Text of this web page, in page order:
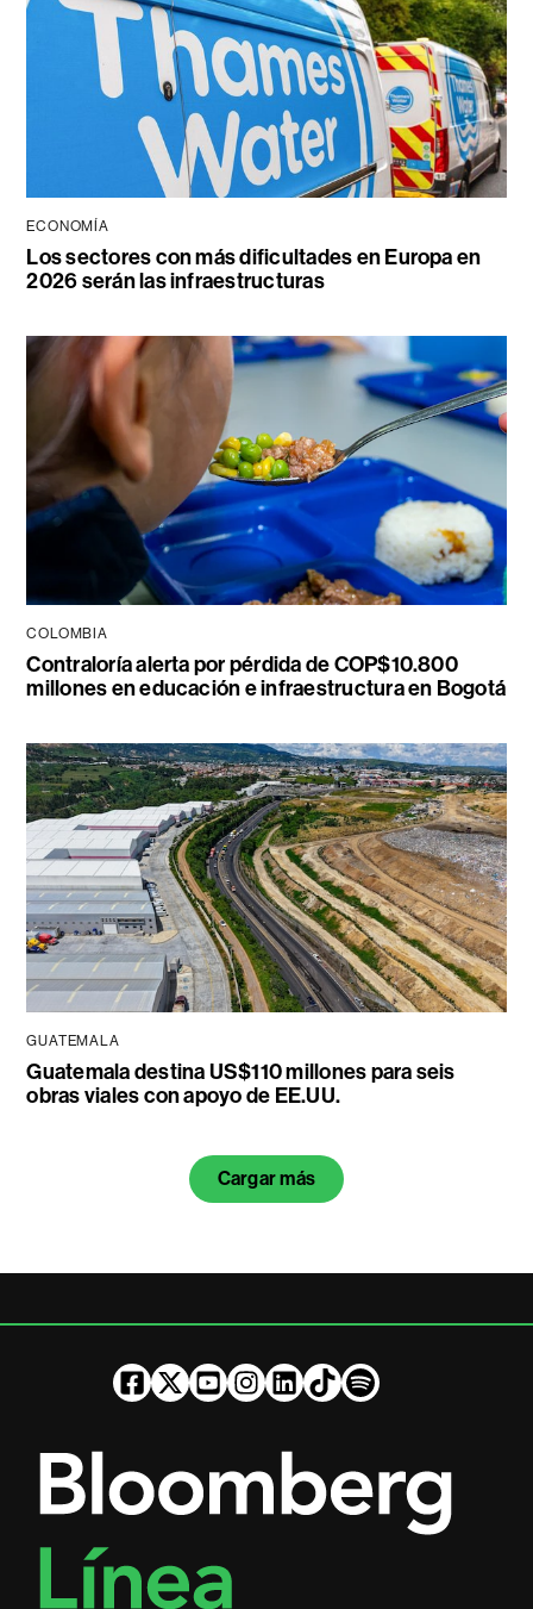
ECONOMÍA
Los sectores con más dificultades en Europa en
2026 serán las infraestructuras
COLOMBIA
Contraloría alerta por pérdida de COP$10.800
millones en educación e infraestructura en Bogotá
GUATEMALA
Guatemala destina US$110 millones para seis
obras viales con apoyo de EE.UU.
Cargar más